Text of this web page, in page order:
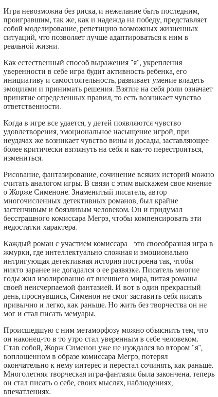
Игра невозможна без риска, и нежелание быть последним,
проигравшим, так же, как и надежда на победу, представляет
собой моделирование, репетицию возможных жизненных
ситуаций, что позволяет лучше адаптироваться к ним в
реальной жизни.
Как естественный способ выражения "я", укрепления
уверенности в себе игра будит активность ребенка, его
инициативу и самостоятельность, развивает умение владеть
эмоциями и принимать решения. Взятие на себя роли означает
принятие определенных правил, то есть возникает чувство
ответственности.
Когда в игре все удается, у детей появляются чувство
удовлетворения, эмоциональное насыщение игрой, при
неудачах же возникает чувство вины и досады, заставляющее
более критически взглянуть на себя и как-то перестроиться,
измениться.
Рисование, фантазирование, сочинение всяких историй можно
считать аналогом игры. В связи с этим выскажем свое мнение
о Жорже Сименоне. Знаменитый писатель, автор
многочисленных детективных романов, был крайне
застенчивым и боязливым человеком. Он и придумал
бесстрашного комиссара Мегрэ, чтобы компенсировать эти
недостатки характера.
Каждый роман с участием комиссара - это своеобразная игра в
жмурки, где интеллектуально сложная и эмоционально
интригующая детективная история построена так, чтобы
никто заранее не догадался о ее развязке. Писатель многие
годы жил изолированно от внешнего мира, питая романы
своей неисчерпаемой фантазией. И вот в один прекрасный
день, проснувшись, Сименон не смог заставить себя писать
привычно и легко, как раньше. Но жить без творчества он не
мог и стал писать мемуары.
Происшедшую с ним метаморфозу можно объяснить тем, что
он наконец-то в то утро стал уверенным в себе человеком.
Став собой, Жорж Сименон уже не нуждался во втором "я",
воплощенном в образе комиссара Мегрэ, потерял
окончательно к нему интерес и перестал сочинять, как раньше.
Многолетняя творческая игра-фантазия была закончена, теперь
он стал писать о себе, своих мыслях, наблюдениях,
впечатлениях.